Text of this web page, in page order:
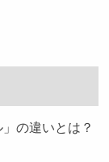
の違いとは？